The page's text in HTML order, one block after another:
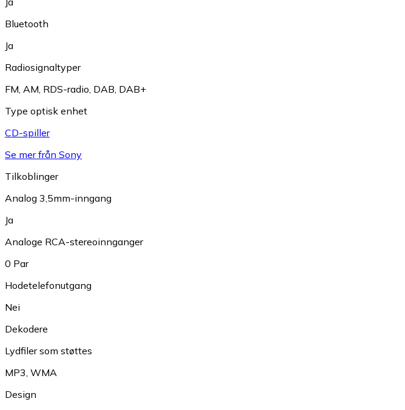
Bluetooth
Ja
Radiosignaltyper
FM, AM, RDS-radio, DAB, DAB+
Type optisk enhet
CD-spiller
Se mer från Sony
Tilkoblinger
Analog 3,5mm-inngang
Ja
Analoge RCA-stereoinnganger
0 Par
Hodetelefonutgang
Nei
Dekodere
Lydfiler som støttes
MP3, WMA
Design